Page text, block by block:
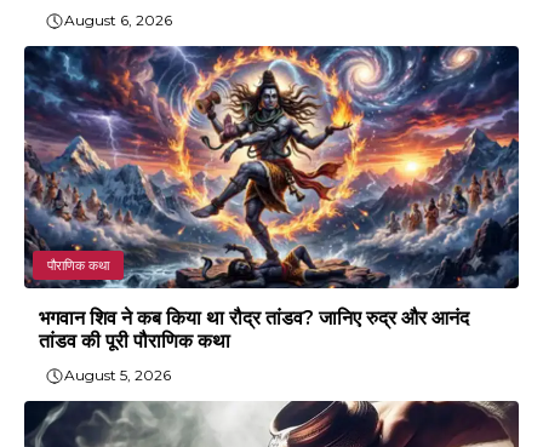
August 6, 2026
पौराणिक कथा
भगवान शिव ने कब किया था रौद्र तांडव? जानिए रुद्र और आनंद
तांडव की पूरी पौराणिक कथा
August 5, 2026